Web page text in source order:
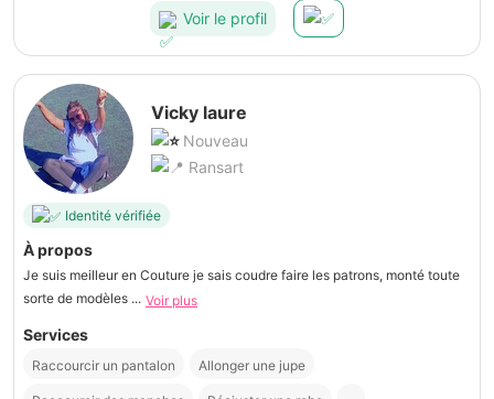
Voir le profil
Vicky laure
Nouveau
Ransart
Identité vérifiée
À propos
Je suis meilleur en Couture je sais coudre faire les patrons, monté toute
sorte de modèles ... Voir plus
Services
Raccourcir un pantalon Allonger une jupe